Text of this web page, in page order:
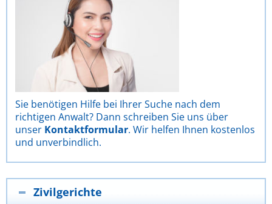
Sie benötigen Hilfe bei Ihrer Suche nach dem
richtigen Anwalt? Dann schreiben Sie uns über
unser Kontaktformular. Wir helfen Ihnen kostenlos
und unverbindlich.
Zivilgerichte